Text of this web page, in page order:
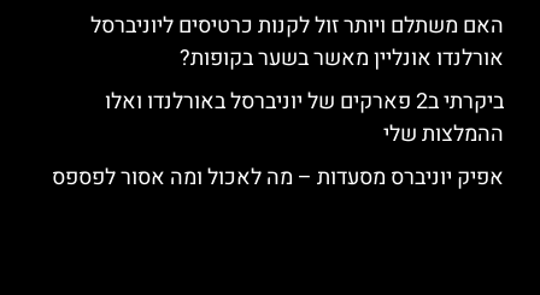
האם משתלם ויותר זול לקנות כרטיסים ליוניברסל
אורלנדו אונליין מאשר בשער בקופות?
ביקרתי ב2 פארקים של יוניברסל באורלנדו ואלו
ההמלצות שלי
אפיק יוניברס מסעדות – מה לאכול ומה אסור לפספס